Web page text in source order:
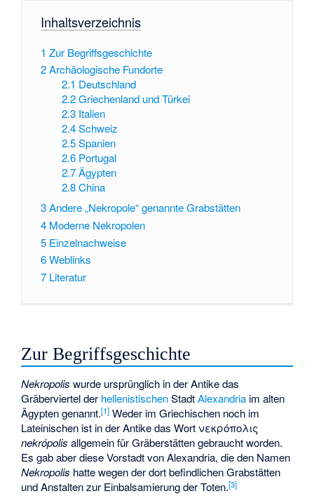
Inhaltsverzeichnis
1 Zur Begriffsgeschichte
2Archäologische Fundorte
2.1 Deutschland
2.2 Griechenland und Türkei
2.3 Italien
2.4 Schweiz
2.5 Spanien
2.6 Portugal
2.7 Ägypten
2.8 China
3Andere „Nekropole“ genannte Grabstätten
4 Moderne Nekropolen
5 Einzelnachweise
6Weblinks
7 Literatur
Zur Begriffsgeschichte
Nekropolis wurde ursprünglich in der Antike das
Gräberviertel der hellenistischenStadtAlexandria im alten
Ägypten genannt.[1] Weder im Griechischen noch im
Lateinischen ist in der Antike das Wort νεκρόπολις
nekrópolis allgemein für Gräberstätten gebraucht worden.
Es gab aber diese Vorstadt von Alexandria, die den Namen
Nekropolis hatte wegen der dort befindlichen Grabstätten
und Anstalten zur Einbalsamierung der Toten.[3]